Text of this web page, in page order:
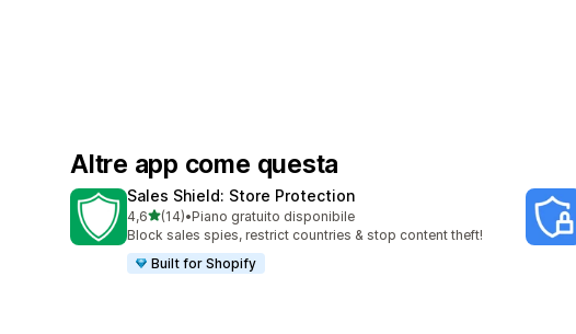
Altre app come questa
Sales Shield: Store Protection
4,6stelle su 5
(14)
14 recensioni totali
•Piano gratuito disponibile
Block sales spies, restrict countries & stop content theft!
Built for Shopify